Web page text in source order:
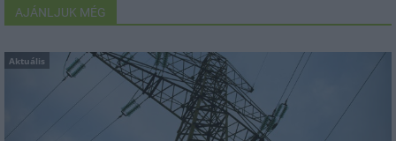
AJÁNLJUK MÉG
Aktuális